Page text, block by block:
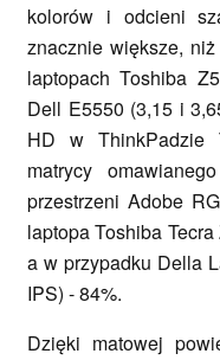
kolorów i odcieni
znacznie większe,
laptopach Toshiba
Dell E5550 (3,15 i
HD w ThinkPadzie
matrycy
przestrzeni Adobe
laptopa Toshiba
a w przypadku Della
IPS) - 84%.
Dzięki matowej